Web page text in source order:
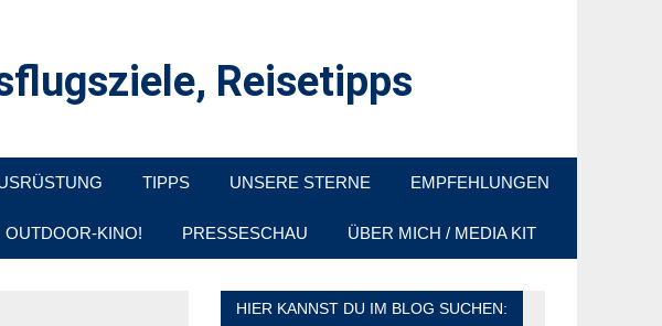
Reisetipps
TIPPS UNSERE STERNE EMPFEHLUNGEN
OUTDOOR-KINO! PRESSESCHAU ÜBER MICH / MEDIA KIT
HIER KANNST DU IM BLOG SUCHEN: